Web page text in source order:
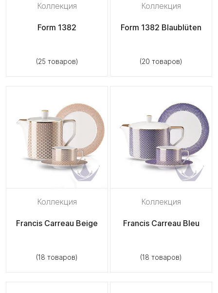
Коллекция
Form 1382
(25 товаров)
Коллекция
Form 1382 Blaublüten
(20 товаров)
Коллекция
Francis Carreau Beige
(18 товаров)
Коллекция
Francis Carreau Bleu
(18 товаров)